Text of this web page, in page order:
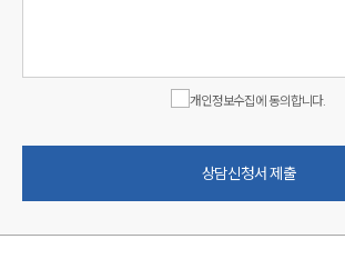
개인정보수집에 동의합니다.
상담신청서 제출